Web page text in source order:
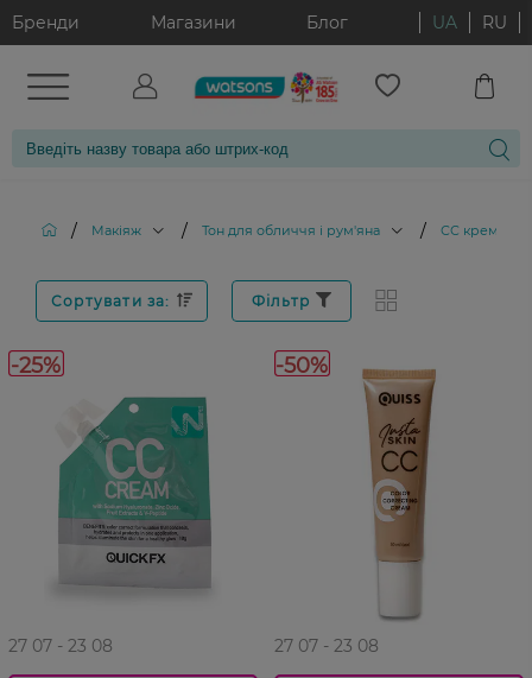
Бренди Магазини Блог UA RU
/ Макіяж / Тон для обличчя і рум'яна / СС крем
Сортувати за: Фільтр
-25%
27 07 - 23 08
-50%
27 07 - 23 08